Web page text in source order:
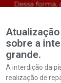
sobre a
grande.
A interdição da
realização de